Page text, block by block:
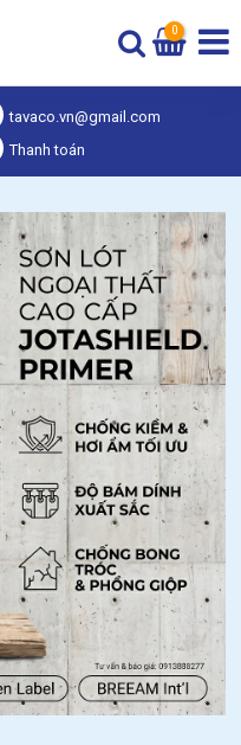
0
tavaco.vn@gmail.com
Thanh toán